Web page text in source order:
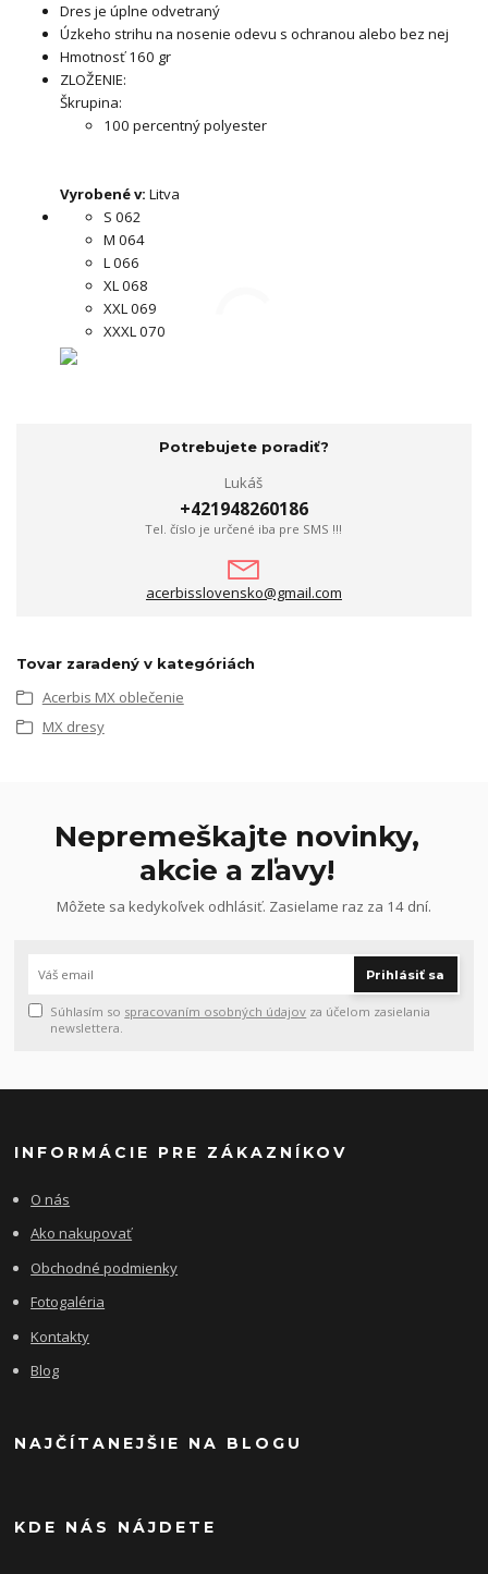
Dres je úplne odvetraný
Úzkeho strihu na nosenie odevu s ochranou alebo bez nej
Hmotnosť 160 gr
ZLOŽENIE:
Škrupina:
100 percentný polyester
Vyrobené v: Litva
S 062
M 064
L 066
XL 068
XXL 069
XXXL 070
Potrebujete poradiť?
Lukáš
+421948260186
Tel. číslo je určené iba pre SMS !!!
acerbisslovensko@gmail.com
Tovar zaradený v kategóriách
Acerbis MX oblečenie
MX dresy
Nepremeškajte novinky,
akcie a zľavy!
Môžete sa kedykoľvek odhlásiť. Zasielame raz za 14 dní.
Prihlásiť sa
Súhlasím so spracovaním osobných údajov za účelom zasielania
newslettera.
INFORMÁCIE PRE ZÁKAZNÍKOV
O nás
Ako nakupovať
Obchodné podmienky
Fotogaléria
Kontakty
Blog
NAJČÍTANEJŠIE NA BLOGU
KDE NÁS NÁJDETE